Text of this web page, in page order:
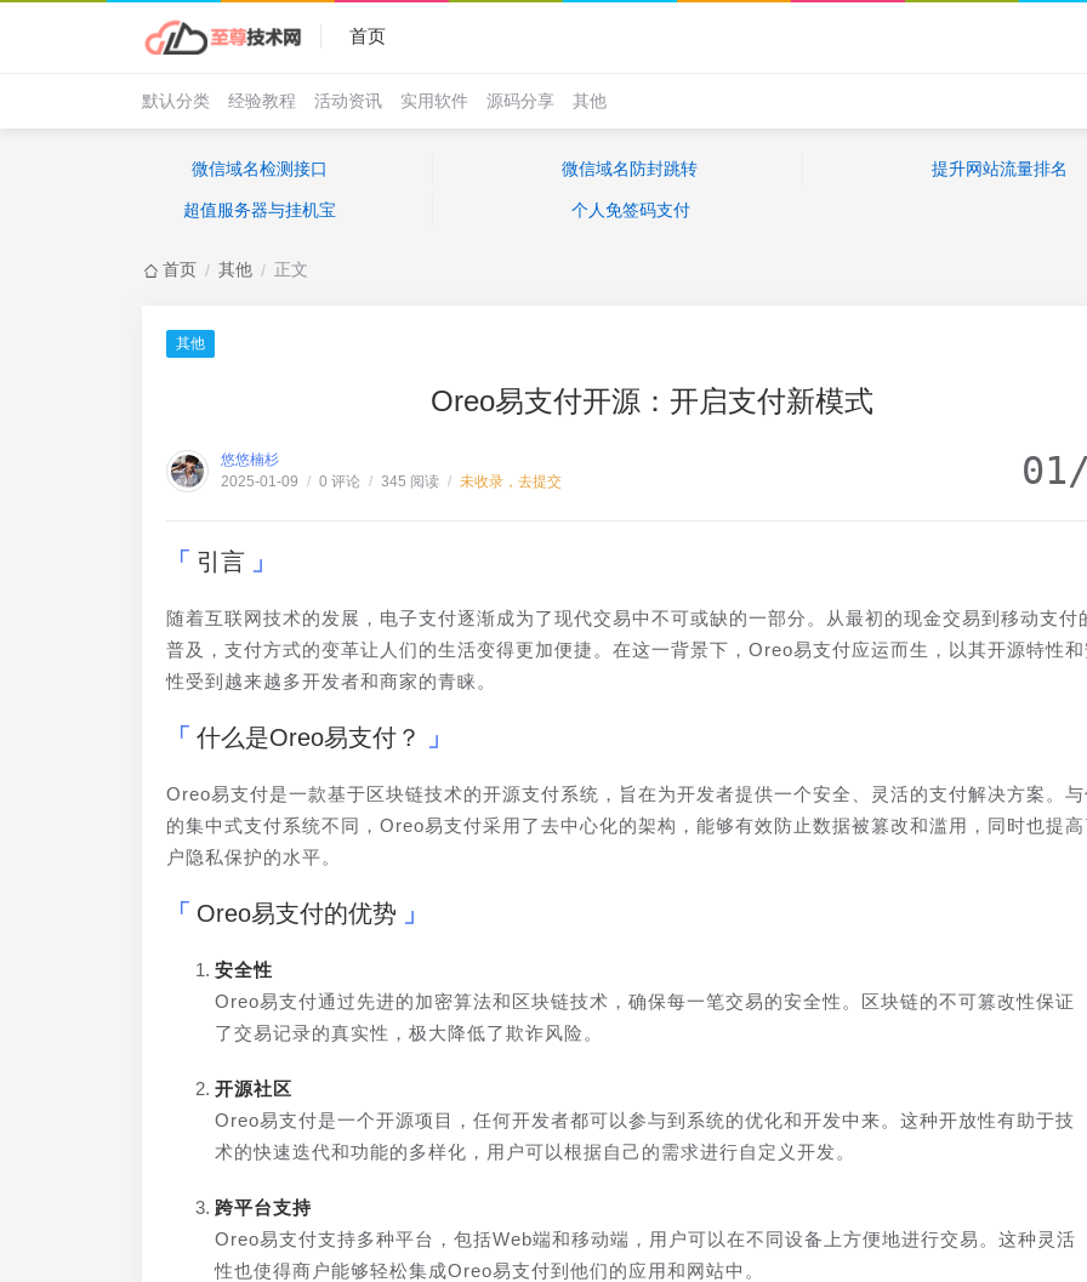
首页
默认分类 经验教程 活动资讯 实用软件 源码分享 其他
微信域名检测接口 微信域名防封跳转 提升网站流量排名
超值服务器与挂机宝 个人免签码支付
首页 / 其他 / 正文
其他
Oreo易支付开源：开启支付新模式
悠悠楠杉
2025-01-09 / 0 评论 / 345 阅读 / 未收录，去提交
引言
随着互联网技术的发展，电子支付逐渐成为了现代交易中不可或缺的一部分。从最初的现金交易到移动支付
普及，支付方式的变革让人们的生活变得更加便捷。在这一背景下，Oreo易支付应运而生，以其开源特性和
性受到越来越多开发者和商家的青睐。
什么是Oreo易支付？
Oreo易支付是一款基于区块链技术的开源支付系统，旨在为开发者提供一个安全、灵活的支付解决方案。
的集中式支付系统不同，Oreo易支付采用了去中心化的架构，能够有效防止数据被篡改和滥用，同时也提高
户隐私保护的水平。
Oreo易支付的优势
安全性
Oreo易支付通过先进的加密算法和区块链技术，确保每一笔交易的安全性。区块链的不可篡改性保证
了交易记录的真实性，极大降低了欺诈风险。
开源社区
Oreo易支付是一个开源项目，任何开发者都可以参与到系统的优化和开发中来。这种开放性有助于技
术的快速迭代和功能的多样化，用户可以根据自己的需求进行自定义开发。
跨平台支持
Oreo易支付支持多种平台，包括Web端和移动端，用户可以在不同设备上方便地进行交易。这种灵活
性也使得商户能够轻松集成Oreo易支付到他们的应用和网站中。